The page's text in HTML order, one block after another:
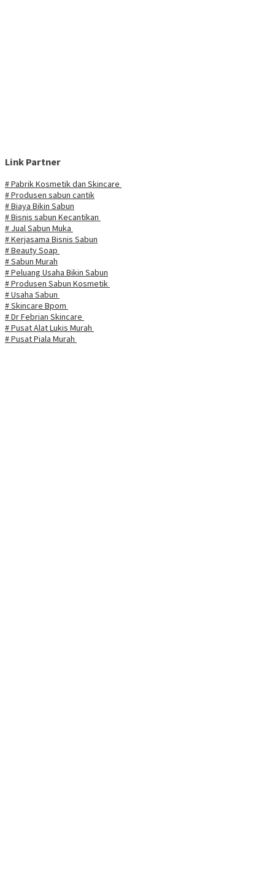
Link Partner
# Pabrik Kosmetik dan Skincare
# Produsen sabun cantik
# Biaya Bikin Sabun
# Bisnis sabun Kecantikan
# Jual Sabun Muka
# Kerjasama Bisnis Sabun
# Beauty Soap
# Sabun Murah
# Peluang Usaha Bikin Sabun
# Produsen Sabun Kosmetik
# Usaha Sabun
# Skincare Bpom
# Dr Febrian Skincare
# Pusat Alat Lukis Murah
# Pusat Piala Murah